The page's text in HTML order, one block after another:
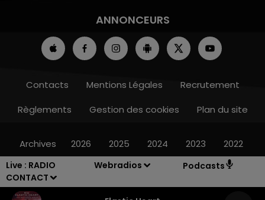
Live : RADIO
CONTACT
Webradios Podcasts
ANNONCEURS
Contacts Mentions Légales
Recrutement
Règlements
Gestion des cookies Plan du site
Archives 2026 2025 2024 2023 2022